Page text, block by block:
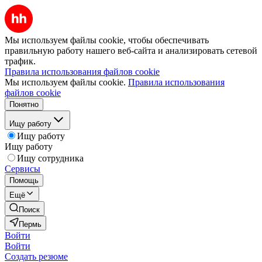
Мы используем файлы cookie, чтобы обеспечивать
правильную работу нашего веб-сайта и анализировать сетевой
трафик.
Правила использования файлов cookie
Мы используем файлы cookie. Правила использования
файлов cookie
Понятно
Ищу работу
Ищу работу
Ищу работу
Ищу сотрудника
Сервисы
Помощь
Ещё
Поиск
Пермь
Войти
Войти
Создать резюме